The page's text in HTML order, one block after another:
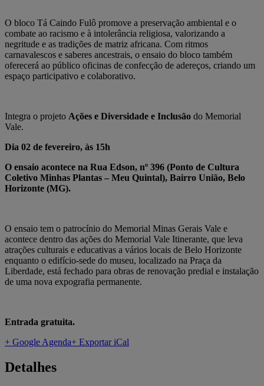
O bloco Tá Caindo Fulô promove a preservação ambiental e o
combate ao racismo e à intolerância religiosa, valorizando a
negritude e as tradições de matriz africana. Com ritmos
carnavalescos e saberes ancestrais, o ensaio do bloco também
oferecerá ao público oficinas de confecção de adereços, criando um
espaço participativo e colaborativo.
Integra o projeto Ações e Diversidade e Inclusão do Memorial
Vale.
Dia 02 de fevereiro, às 15h
O ensaio acontece na Rua Edson, nº 396 (Ponto de Cultura
Coletivo Minhas Plantas – Meu Quintal), Bairro União, Belo
Horizonte (MG).
O ensaio tem o patrocínio do Memorial Minas Gerais Vale e
acontece dentro das ações do Memorial Vale Itinerante, que leva
atrações culturais e educativas a vários locais de Belo Horizonte
enquanto o edifício-sede do museu, localizado na Praça da
Liberdade, está fechado para obras de renovação predial e instalação
de uma nova expografia permanente.
Entrada gratuita.
+ Google Agenda+ Exportar iCal
Detalhes